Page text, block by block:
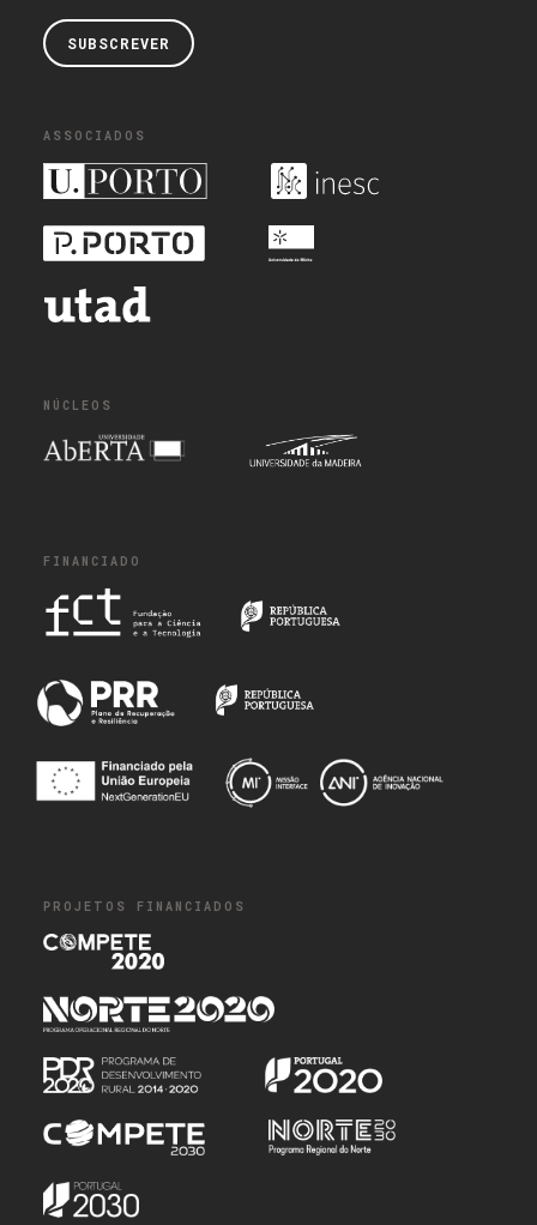
SUBSCREVER
ASSOCIADOS
NÚCLEOS
FINANCIADO
PROJETOS FINANCIADOS